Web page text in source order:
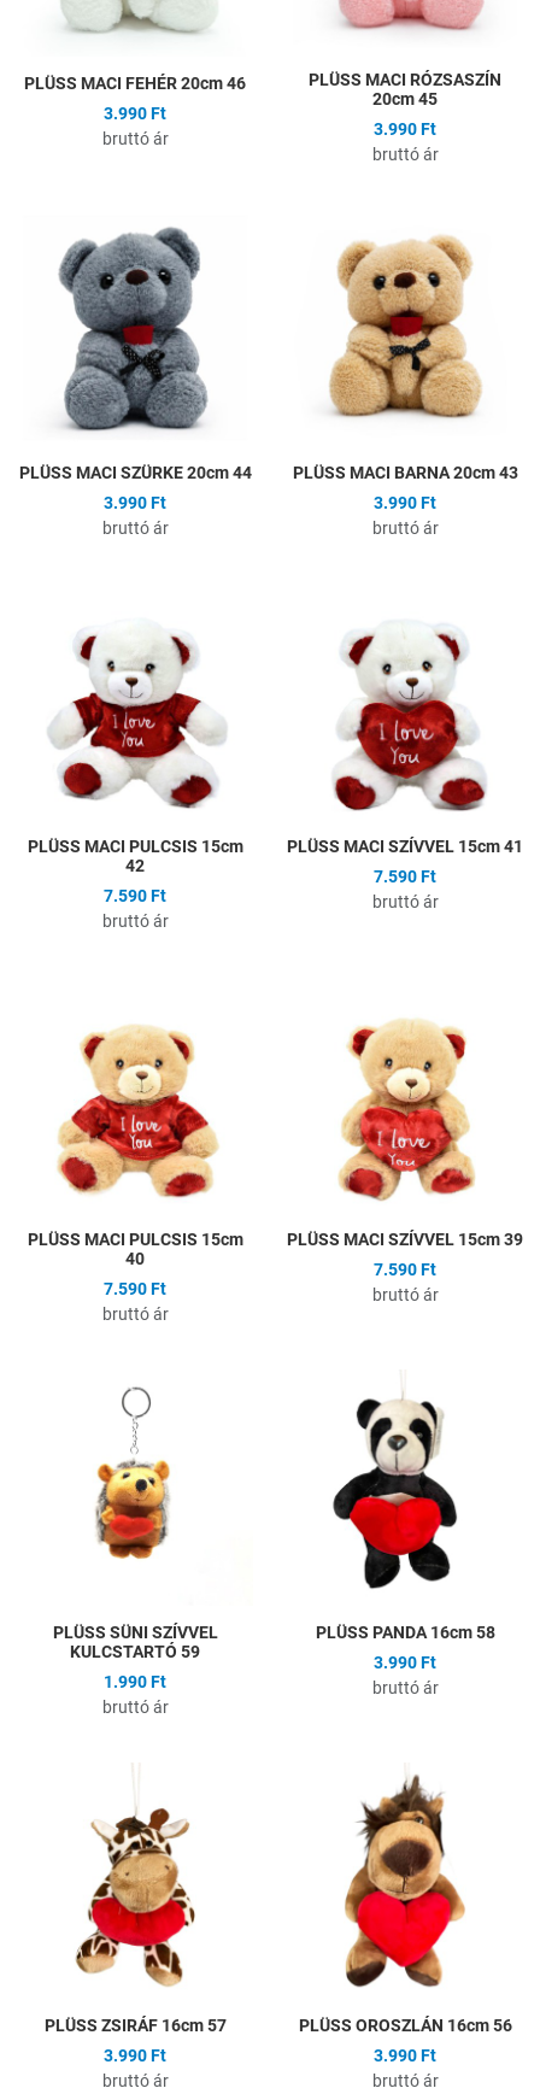
PLÜSS MACI FEHÉR 20cm 46
3.990 Ft
bruttó ár
PLÜSS MACI RÓZSASZÍN
20cm 45
3.990 Ft
bruttó ár
Hozzáadás a kívánságlistához
Összehasonlítás
Gyors nézet
PLÜSS MACI SZÜRKE 20cm 44
3.990 Ft
bruttó ár
PLÜSS MACI BARNA 20cm 43
3.990 Ft
bruttó ár
Összehasonlítás
PLÜSS MACI PULCSIS 15cm
42
7.590 Ft
bruttó ár
PLÜSS MACI SZÍVVEL 15cm 41
7.590 Ft
bruttó ár
Összehasonlítás
PLÜSS MACI PULCSIS 15cm
40
7.590 Ft
bruttó ár
PLÜSS MACI SZÍVVEL 15cm 39
7.590 Ft
bruttó ár
Hozzáadás a kívánságlistához
Összehasonlítás
Gyors nézet
PLÜSS SÜNI SZÍVVEL
KULCSTARTÓ 59
1.990 Ft
bruttó ár
PLÜSS PANDA 16cm 58
3.990 Ft
bruttó ár
Hozzáadás a kívánságlistához
Összehasonlítás
Gyors nézet
PLÜSS ZSIRÁF 16cm 57
3.990 Ft
bruttó ár
PLÜSS OROSZLÁN 16cm 56
3.990 Ft
bruttó ár